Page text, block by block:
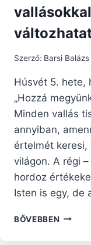
Szerző: Barsi
Húsvét 5. hete,
„Hozzá
Minden vallás
annyiban,
értelmét
világon. A régi
hordoz
Isten is egy, de
BŐVEBBEN NAPI